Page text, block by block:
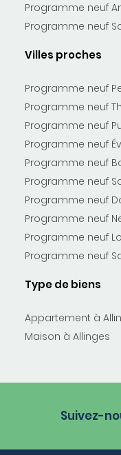
Programme neuf
Programme neuf
Villes proches
Programme neuf
Programme neuf
Programme neuf
Programme neuf
Programme neuf
Programme neuf
Programme neuf
Programme neuf
Programme neuf
Programme neuf
Type de biens
Appartement à
Maison à Allinges
Suivez-